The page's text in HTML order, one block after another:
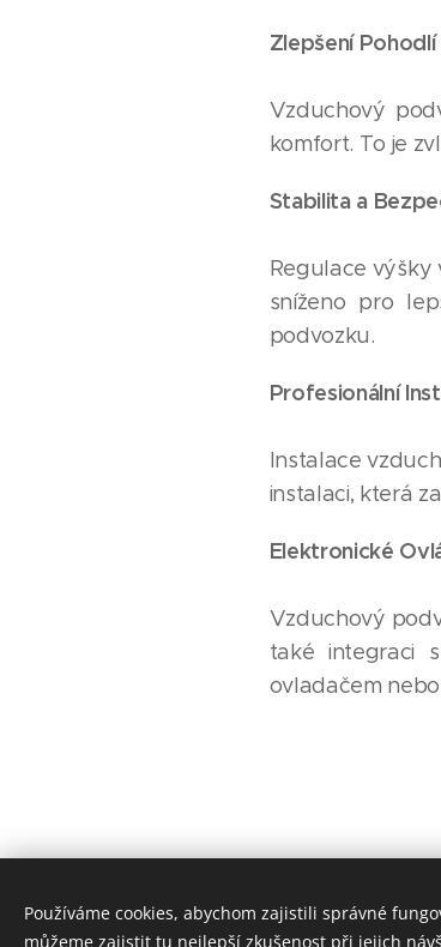
Zlepšení
Vzduchový
komfort. To je
Stabilita a
Regulace výšky
sníženo pro
podvozku.
Profesionální
Instalace
instalaci, která
Elektronické
Vzduchový
také integraci
ovladačem
Používáme cookies, abychom zajistili správné
můžeme zajistit tu nejlepší zkušenost při jejich